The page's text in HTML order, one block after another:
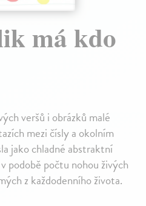
má kdo
veršů i obrázků malé
mezi čísly a okolním
jako chladné abstraktní
podobě počtu nohou živých
z každodenního života.